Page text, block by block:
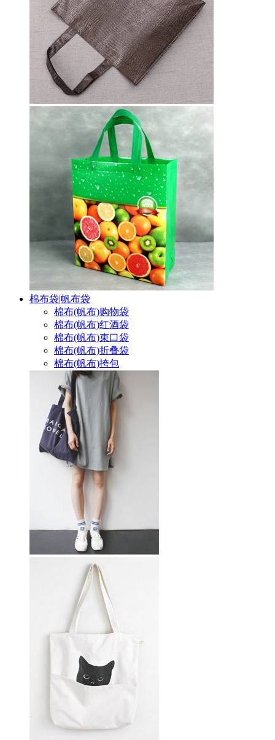
棉布袋|帆布袋
棉布(帆布)购物袋
棉布(帆布)红酒袋
棉布(帆布)束口袋
棉布(帆布)折叠袋
棉布(帆布)挎包